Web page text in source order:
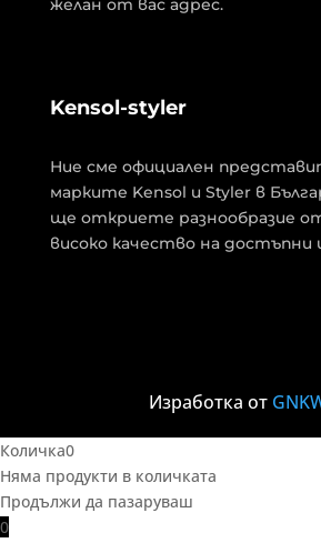
желан от вас адрес.
Kensol-styler
Ние сме официален
марките Kensol и Styler в
ще откриете разнообразие
високо качество на достъпни
Изработка от
Количка0
Няма продукти в количката
Продължи да пазаруваш
0